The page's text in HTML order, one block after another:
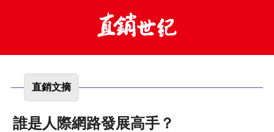
直銷文摘
誰是人際網路發展高手？